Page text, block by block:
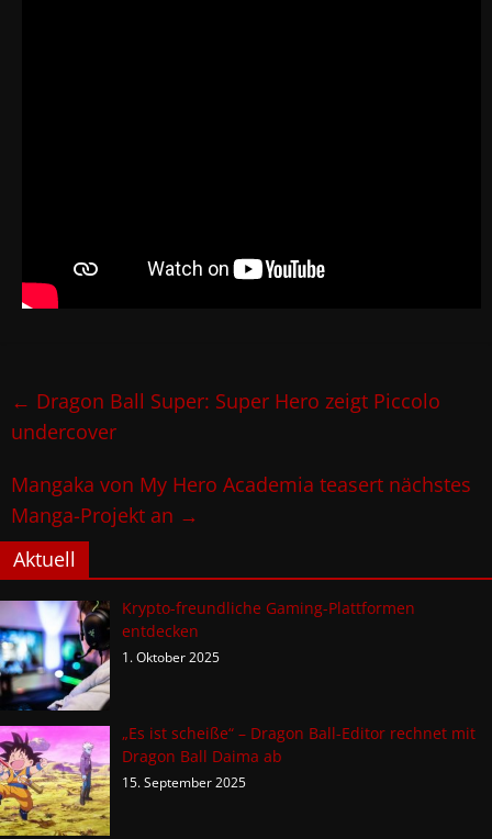
← Dragon Ball Super: Super Hero zeigt Piccolo
undercover
Mangaka von My Hero Academia teasert nächstes
Manga-Projekt an →
Aktuell
Krypto-freundliche Gaming-Plattformen
entdecken
1. Oktober 2025
„Es ist scheiße“ – Dragon Ball-Editor rechnet mit
Dragon Ball Daima ab
15. September 2025